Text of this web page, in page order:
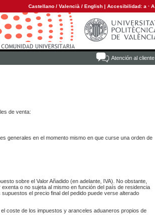
Castellano / Valencià / English | Accesibilidad: a · A
Atención al cliente
de venta:
generales en el momento mismo en que curse una orden de
sobre el Valor Añadido (en adelante, IVA). No obstante,
o no sujeta al mismo en función del país de residencia
el precio final del pedido puede verse alterado
coste de los impuestos y aranceles aduaneros propios de